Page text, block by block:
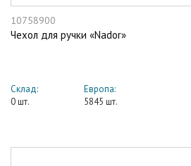
10758900
Чехол для ручки «Nador»
Склад:
0 шт.
Европа:
5845 шт.